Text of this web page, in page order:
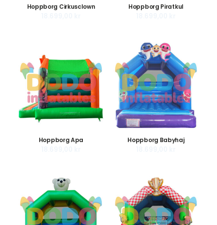
Hoppborg Cirkusclown Hoppborg Piratkul
Hoppborg Apa Hoppborg Babyhaj